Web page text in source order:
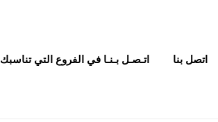
اتصل بنا اتـصـل بـنـا في الفروع التي تناسبك